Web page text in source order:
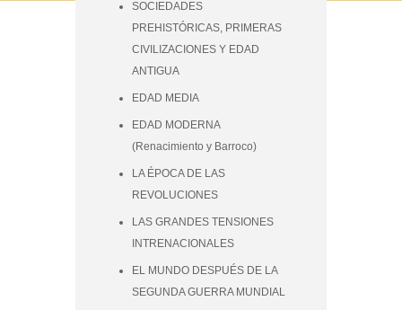
SOCIEDADES
PREHISTÓRICAS, PRIMERAS
CIVILIZACIONES Y EDAD
ANTIGUA
EDAD MEDIA
EDAD MODERNA
(Renacimiento y Barroco)
LA ÉPOCA DE LAS
REVOLUCIONES
LAS GRANDES TENSIONES
INTRENACIONALES
EL MUNDO DESPUÉS DE LA
SEGUNDA GUERRA MUNDIAL